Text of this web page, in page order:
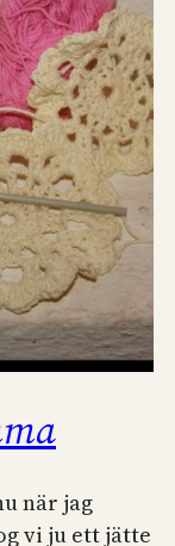
när jag
vi ju ett jätte